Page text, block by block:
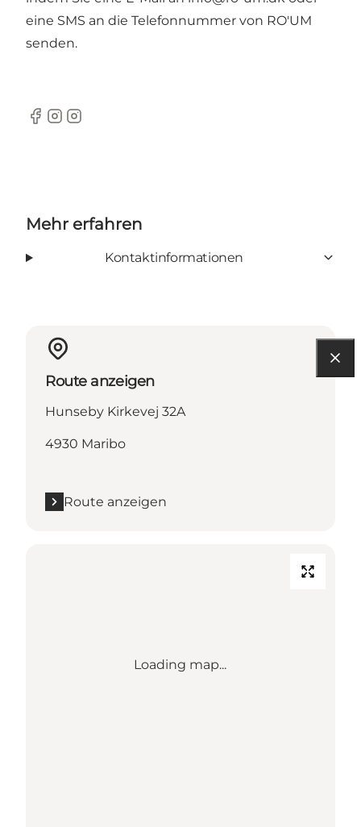
eine SMS an die Telefonnummer von RO'UM
senden.
Facebook
Instagram
Instagram
Mehr erfahren
Kontaktinformationen
Route anzeigen
Hunseby Kirkevej 32A
4930 Maribo
Route anzeigen
Loading map...